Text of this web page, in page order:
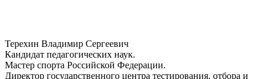
Терехин Владимир Сергеевич
Кандидат педагогических наук.
Мастер спорта Российской Федерации.
Директор государственного центра тестирования, отбора и